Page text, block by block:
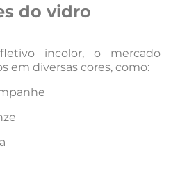
do vidro
incolor, o mercado
em diversas cores, como: